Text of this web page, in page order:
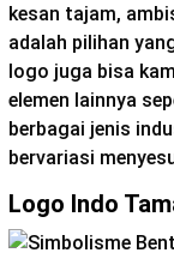
kesan tajam,
adalah pilihan
logo juga bisa
elemen lainnya
berbagai jenis
bervariasi
Logo Indo